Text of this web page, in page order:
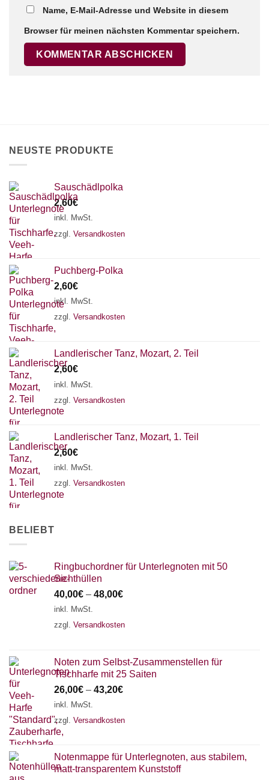
Name, E-Mail-Adresse und Website in diesem
Browser für meinen nächsten Kommentar speichern.
NEUSTE PRODUKTE
Sauschädlpolka
2,60€
inkl. MwSt.
zzgl. Versandkosten
Puchberg-Polka
2,60€
inkl. MwSt.
zzgl. Versandkosten
Landlerischer Tanz, Mozart, 2. Teil
2,60€
inkl. MwSt.
zzgl. Versandkosten
Landlerischer Tanz, Mozart, 1. Teil
2,60€
inkl. MwSt.
zzgl. Versandkosten
BELIEBT
Ringbuchordner für Unterlegnoten mit 50
Sichthüllen
40,00€ – 48,00€
inkl. MwSt.
zzgl. Versandkosten
Noten zum Selbst-Zusammenstellen für
Tischharfe mit 25 Saiten
26,00€ – 43,20€
inkl. MwSt.
zzgl. Versandkosten
Notenmappe für Unterlegnoten, aus stabilem,
matt-transparentem Kunststoff
Chat Support
18 SAITEN